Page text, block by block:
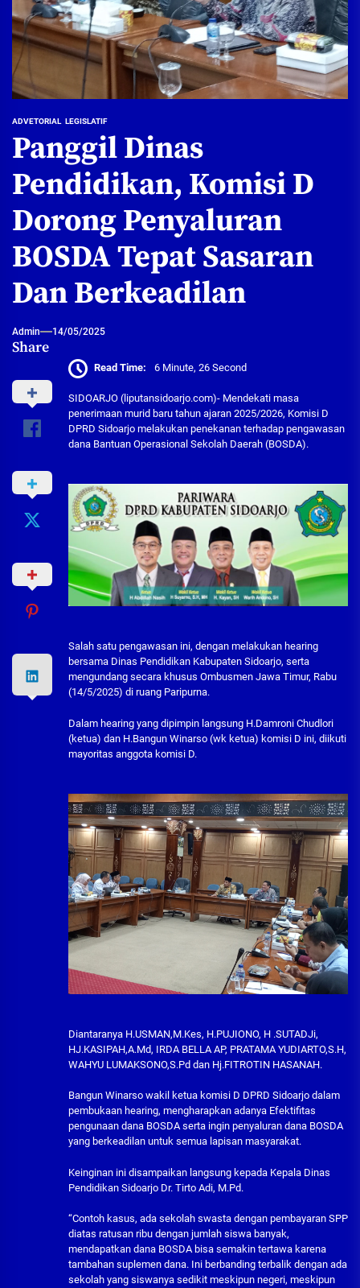
ADVETORIAL LEGISLATIF
Panggil Dinas
Pendidikan, Komisi D
Dorong Penyaluran
BOSDA Tepat Sasaran
Dan Berkeadilan
Admin 14/05/2025
Share
Read Time: 6 Minute, 26 Second
SIDOARJO (liputansidoarjo.com)- Mendekati masa
penerimaan murid baru tahun ajaran 2025/2026, Komisi D
DPRD Sidoarjo melakukan penekanan terhadap pengawasan
dana Bantuan Operasional Sekolah Daerah (BOSDA).
Salah satu pengawasan ini, dengan melakukan hearing
bersama Dinas Pendidikan Kabupaten Sidoarjo, serta
mengundang secara khusus Ombusmen Jawa Timur, Rabu
(14/5/2025) di ruang Paripurna.
Dalam hearing yang dipimpin langsung H.Damroni Chudlori
(ketua) dan H.Bangun Winarso (wk ketua) komisi D ini, diikuti
mayoritas anggota komisi D.
Diantaranya H.USMAN,M.Kes, H.PUJIONO, H .SUTADJi,
HJ.KASIPAH,A.Md, IRDA BELLA AP, PRATAMA YUDIARTO,S.H,
WAHYU LUMAKSONO,S.Pd dan Hj.FITROTIN HASANAH.
Bangun Winarso wakil ketua komisi D DPRD Sidoarjo dalam
pembukaan hearing, mengharapkan adanya Efektifitas
pengunaan dana BOSDA serta ingin penyaluran dana BOSDA
yang berkeadilan untuk semua lapisan masyarakat.
Keinginan ini disampaikan langsung kepada Kepala Dinas
Pendidikan Sidoarjo Dr. Tirto Adi, M.Pd.
“Contoh kasus, ada sekolah swasta dengan pembayaran SPP
diatas ratusan ribu dengan jumlah siswa banyak,
mendapatkan dana BOSDA bisa semakin tertawa karena
tambahan suplemen dana. Ini berbanding terbalik dengan ada
sekolah yang siswanya sedikit meskipun negeri, meskipun